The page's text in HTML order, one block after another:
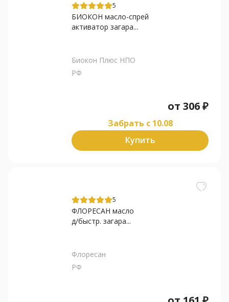
5
БИОКОН масло-спрей
активатор загара...
Биокон Плюс НПО
РФ
от 306₽
Забрать c 10.08
Купить
5
ФЛОРЕСАН масло
д/быстр. загара...
Флоресан
РФ